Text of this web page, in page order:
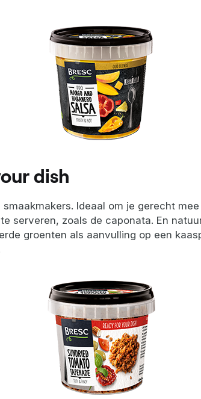
dish
Ideaal om je gerecht
serveren, zoals de caponata. En
groenten als aanvulling op een